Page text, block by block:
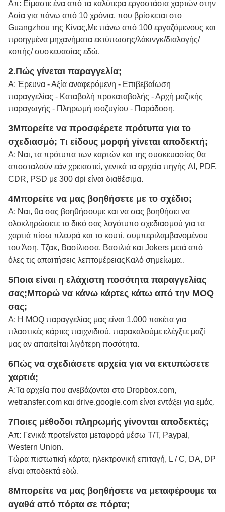
Απ: Είμαστε ένα από τα καλύτερα εργοστάσια χαρτών στην
Ασία για πάνω από 10 χρόνια, που βρίσκεται στο
Guangzhou της Κίνας,Με πάνω από 100 εργαζόμενους και
προηγμένα μηχανήματα εκτύπωσης/λάκινγκ/διαλογής/
κοπής/ συσκευασίας εδώ.
2.Πώς γίνεται παραγγελία;
Α: Έρευνα - Αξία αναφερόμενη - Επιβεβαίωση
παραγγελίας - Καταβολή προκαταβολής - Αρχή μαζικής
παραγωγής - Πληρωμή ισοζυγίου - Παράδοση.
3Μπορείτε να προσφέρετε πρότυπα για το
σχεδιασμό; Τι είδους μορφή γίνεται αποδεκτή;
Α: Ναι, τα πρότυπα των καρτών και της συσκευασίας θα
αποσταλούν εάν χρειαστεί, γενικά τα αρχεία πηγής AI, PDF,
CDR, PSD με 300 dpi είναι διαθέσιμα.
4Μπορείτε να μας βοηθήσετε με το σχέδιο;
Α: Ναι, θα σας βοηθήσουμε και να σας βοηθήσει να
ολοκληρώσετε το δικό σας λογότυπο σχεδιασμού για τα
χαρτιά πίσω πλευρά και το κουτί, συμπεριλαμβανομένου
του Άση, Τζακ, Βασίλισσα, Βασιλιά και Jokers μετά από
όλες τις απαιτήσεις λεπτομέρειαςΚαλό σημείωμα..
5Ποια είναι η ελάχιστη ποσότητα παραγγελίας
σας;Μπορώ να κάνω κάρτες κάτω από την MOQ
σας;
Α: Η MOQ παραγγελίας μας είναι 1.000 πακέτα για
πλαστικές κάρτες παιχνιδιού, παρακαλούμε ελέγξτε μαζί
μας αν απαιτείται λιγότερη ποσότητα.
6Πώς να σχεδιάσετε αρχεία για να εκτυπώσετε
χαρτιά;
Α:Τα αρχεία που ανεβάζονται στο Dropbox.com,
wetransfer.com και drive.google.com είναι εντάξει για εμάς.
7Ποιες μέθοδοι πληρωμής γίνονται αποδεκτές;
Απ: Γενικά προτείνεται μεταφορά μέσω Τ/Τ, Paypal,
Western Union.
Τώρα πιστωτική κάρτα, ηλεκτρονική επιταγή, L / C, DA, DP
είναι αποδεκτά εδώ.
8Μπορείτε να μας βοηθήσετε να μεταφέρουμε τα
αγαθά από πόρτα σε πόρτα;